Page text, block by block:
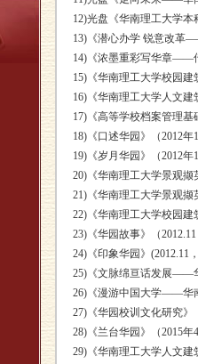
12)光盘《华南理工大学
13)《潜心办学 锐意改革
14)《浓墨重彩写华章——
15)《华南理工大学校园
16)《华南理工大学人文建
17)《高等学校档案管理基
18)《口述华园》（2012
19)《岁月华园》（2012
20)《华南理工大学景观撷
21)《华南理工大学景观撷
22)《华南理工大学校园建
23)《华园故事》（
24)《印象华园》(2012.11
25)《文脉绵亘话发展——
26)《漫游中国大学——华
27)《华园校训文化研究》
28)《兰台华园》（2015年
29)《华南理工大学人文